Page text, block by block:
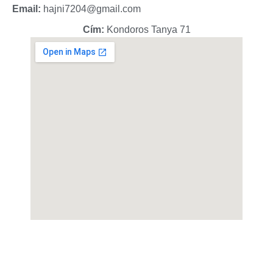
Email: hajni7204@gmail.com
Cím: Kondoros Tanya 71